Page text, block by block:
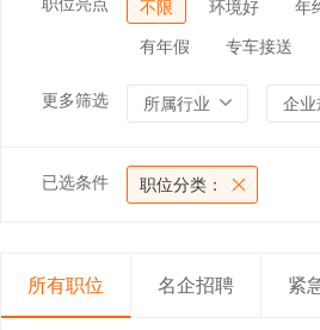
不限 环境好 年
有年假 专车接送
更多筛选 所属行业 企业
已选条件 职位分类：
所有职位 名企招聘 紧